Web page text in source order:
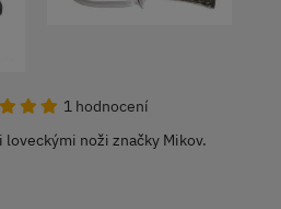
1 hodnocení
noži značky Mikov.